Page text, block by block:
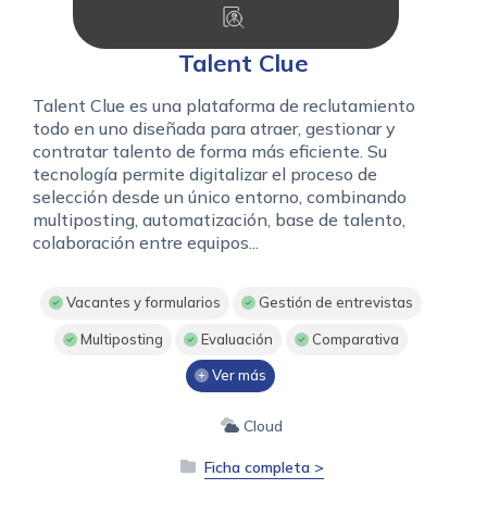
Talent Clue
Talent Clue es una plataforma de reclutamiento
todo en uno diseñada para atraer, gestionar y
contratar talento de forma más eficiente. Su
tecnología permite digitalizar el proceso de
selección desde un único entorno, combinando
multiposting, automatización, base de talento,
colaboración entre equipos...
Vacantes y formularios Gestión de entrevistas
Multiposting Evaluación Comparativa
Ver más
Cloud
Ficha completa >